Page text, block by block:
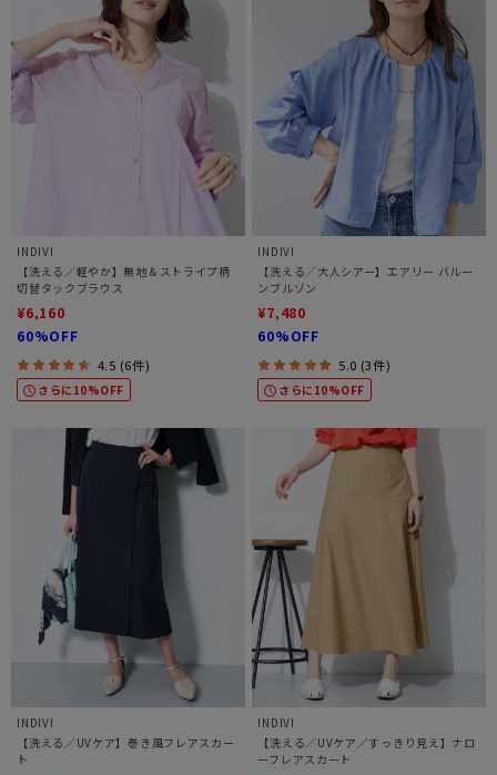
INDIVI
【洗える／軽やか】無地＆ストライプ柄
切替タックブラウス
¥6,160
60%OFF
4.5 (6件)
さらに10%OFF
INDIVI
【洗える／大人シアー】エアリー バルー
ンブルゾン
¥7,480
60%OFF
5.0 (3件)
さらに10%OFF
INDIVI
【洗える／UVケア】巻き風フレアスカー
ト
INDIVI
【洗える／UVケア／すっきり見え】ナロ
ーフレアスカート